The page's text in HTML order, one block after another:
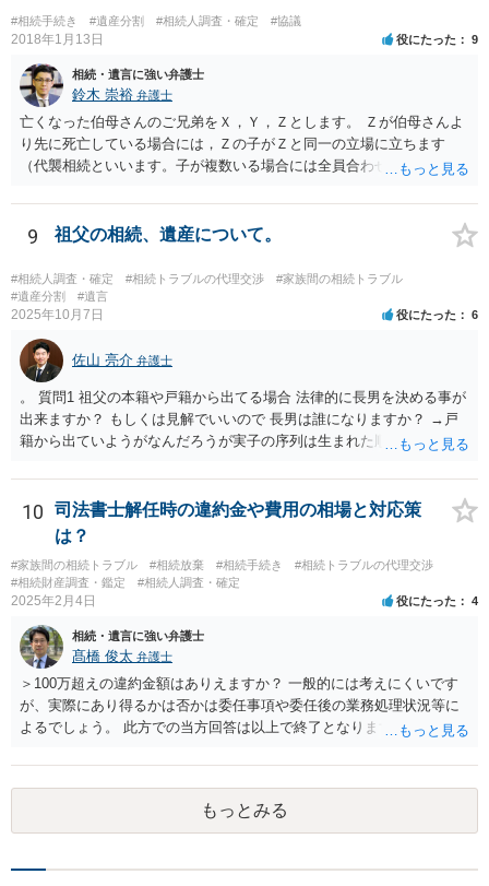
#相続手続き #遺産分割 #相続人調査・確定 #協議
2018年1月13日 役にたった 9
相続・遺言に強い弁護士
鈴木 崇裕 弁護士
亡くなった伯母さんのご兄弟をＸ，Ｙ，Ｚとします。 Ｚが伯母さんよ
り先に死亡している場合には，Ｚの子がＺと同一の立場に立ちます
（代襲相続といいます。子が複数いる場合には全員合わせてＺと同一
つの相続分を有していますので， そのことを前提として，遺産分割協
議をすることになります（必ずしも３分の１ずつにしなくても，合意
財産（遺産）の全容を整理する（預貯金，有価証券，不動産等の有無
を調べることになります。） ②相続財産に照らし，相続税の申告の準
備をする（税理士の先生にご相談ください。） ③遺産分割協議をする
（ご本人同士で行っても構いませんし，弁護士に相談することもよろ
しいと思います。） ことになります。
9 祖父の相続、遺産について。
#相続人調査・確定 #相続トラブルの代理交渉
#家族間の相続トラブル
#遺産分割
#遺言
2025年10月7日 役にたった 6
佐山 亮介 弁護士
。 質問1 祖父の本籍や戸籍から出てる場合 法律的に長男を決める事が
出来ますか？ もしくは見解でいいので 長男は誰になりますか？ →戸
籍から出ていようがなんだろうが実子の序列は生まれた順ですから、
書が腹違いの長男に向けてある場合 書かれてる内容が最優先にされる
のですか？ →遺書というのが、法律上の遺言の形式を守っている限り
はそのとおりです。 質問3 父が腹違いの長男に法律的に優位になれそ
うな事はありますか？ →遺言が有効な場合、優位に立つことはできま
せんが、お祖父様が認知症であるなどの「遺言が作れないはずの事
情」があるならば①遺言無効確認の訴えを起こすのは一つの手です。
問4 相続トラブルの代理交渉は可能でしょうか。 →一般論としては可
能ですが、お伺いする内容ですとお祖父様が亡くなられた後に動くこ
とになるでしょう。
10
司法書士解任時の違約金や費用の相場と対応策
は？
#家族間の相続トラブル #相続放棄 #相続手続き
#相続トラブルの代理交渉
#相続財産調査・鑑定
#相続人調査・確定
2025年2月4日 役にたった 4
相続・遺言に強い弁護士
髙橋 俊太 弁護士
＞100万超えの違約金額はありえますか？ 一般的には考えにくいです
が、実際にあり得るかは否かは委任事項や委任後の業務処理状況等に
よるでしょう。 此方での当方回答は以上で終了となりますが、参考に
もっとみる